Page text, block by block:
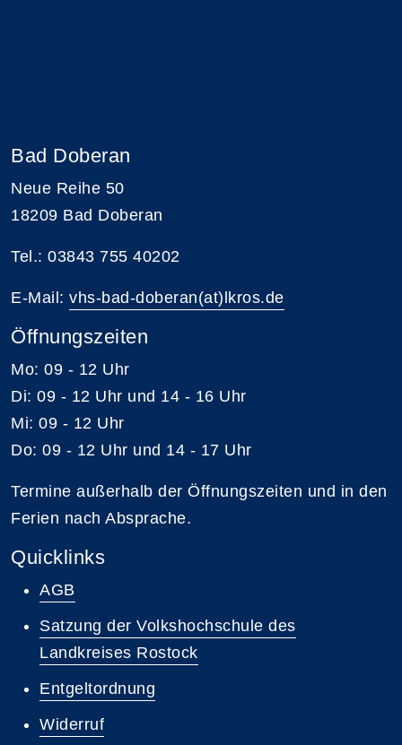
Bad Doberan
Neue Reihe 50
18209 Bad Doberan
Tel.: 03843 755 40202
E-Mail: vhs-bad-doberan(at)lkros.de
Öffnungszeiten
Mo: 09 - 12 Uhr
Di: 09 - 12 Uhr und 14 - 16 Uhr
Mi: 09 - 12 Uhr
Do: 09 - 12 Uhr und 14 - 17 Uhr
Termine außerhalb der Öffnungszeiten und in den
Ferien nach Absprache.
Quicklinks
AGB
Satzung der Volkshochschule des
Landkreises Rostock
Entgeltordnung
Widerruf